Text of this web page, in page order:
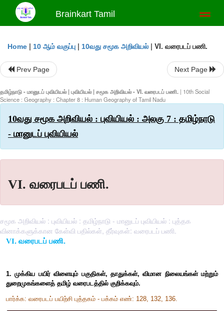
Brainkart Tamil
Home | 10 ஆம் வகுப்பு | 10வது சமூக அறிவியல் | VI. வரைபடப் பணி.
Prev Page Next Page
தமிழ்நாடு - மானுடப் புவியியல் | புவியியல் | சமூக அறிவியல் - VI. வரைபடப் பணி. | 10th Social
Science : Geography : Chapter 8 : Human Geography of Tamil Nadu
10வது சமூக அறிவியல் : புவியியல் : அலகு 7 : தமிழ்நாடு
- மானுடப் புவியியல்
VI. வரைபடப் பணி.
சமூக அறிவியல் : புவியியல் : தமிழ்நாடு - மானுடப் புவியியல் : புத்தக
வினாக்களுக்கான கேள்வி பதில்கள், தீர்வுகள்: வரைபடப் பணி.
VI.வரைபடப் பணி.